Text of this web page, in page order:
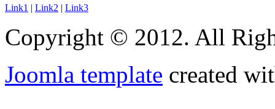
Link1 | Link2 | Link3
Copyright © 2012. All
Joomla template created